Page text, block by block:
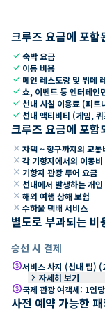
크루즈 요금에 포함
check숙박 요금
check 이동 비용
check 메인 레스토랑 및 뷔페
check쇼, 이벤트 등 엔터테인
check선내 시설 이용료 (피트
check선내 액티비티 (게임,
크루즈 요금에 포함
close 자택 ~ 항구까지의 교통
close 각 기항지에서의 이동비
close 기항지 관광 투어 요금
close 선내에서 발생하는 개
close 해외 여행 상해 보험
close 수하물 택배 서비스
별도로 부과되는 비
승선 시 결제
paid서비스 차지 (선내 팁)
keyboard_arrow_right 자세히 보기
paid국제 관광 여객세: 1인
사전 예약 가능한